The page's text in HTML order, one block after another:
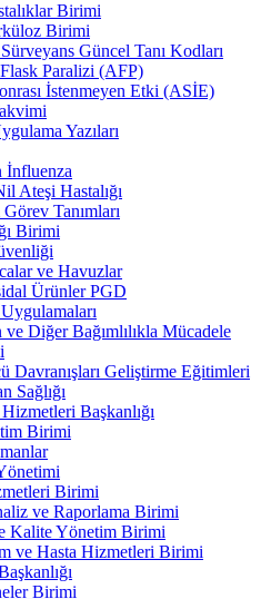
Birimi
Birimi
Güncel Tanı Kodları
Paralizi (AFP)
İstenmeyen Etki (ASİE)
Yazıları
İnfluenza
Ateşi Hastalığı
Tanımları
Birimi
ve Havuzlar
Ürünler PGD
ve Diğer Bağımlılıkla Mücadele
Davranışları Geliştirme Eğitimleri
Sağlığı
Başkanlığı
Birimi
Birimi
ve Raporlama Birimi
Kalite Yönetim Birimi
ve Hasta Hizmetleri Birimi
Birimi